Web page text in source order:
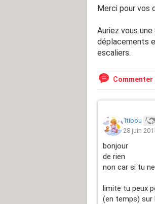
Merci pour vos
Auriez vous
déplacements
escaliers.
Commenter
1tibou
28 juin
bonjour
de rien
non car si tu
limite tu peux
(en temps) sur